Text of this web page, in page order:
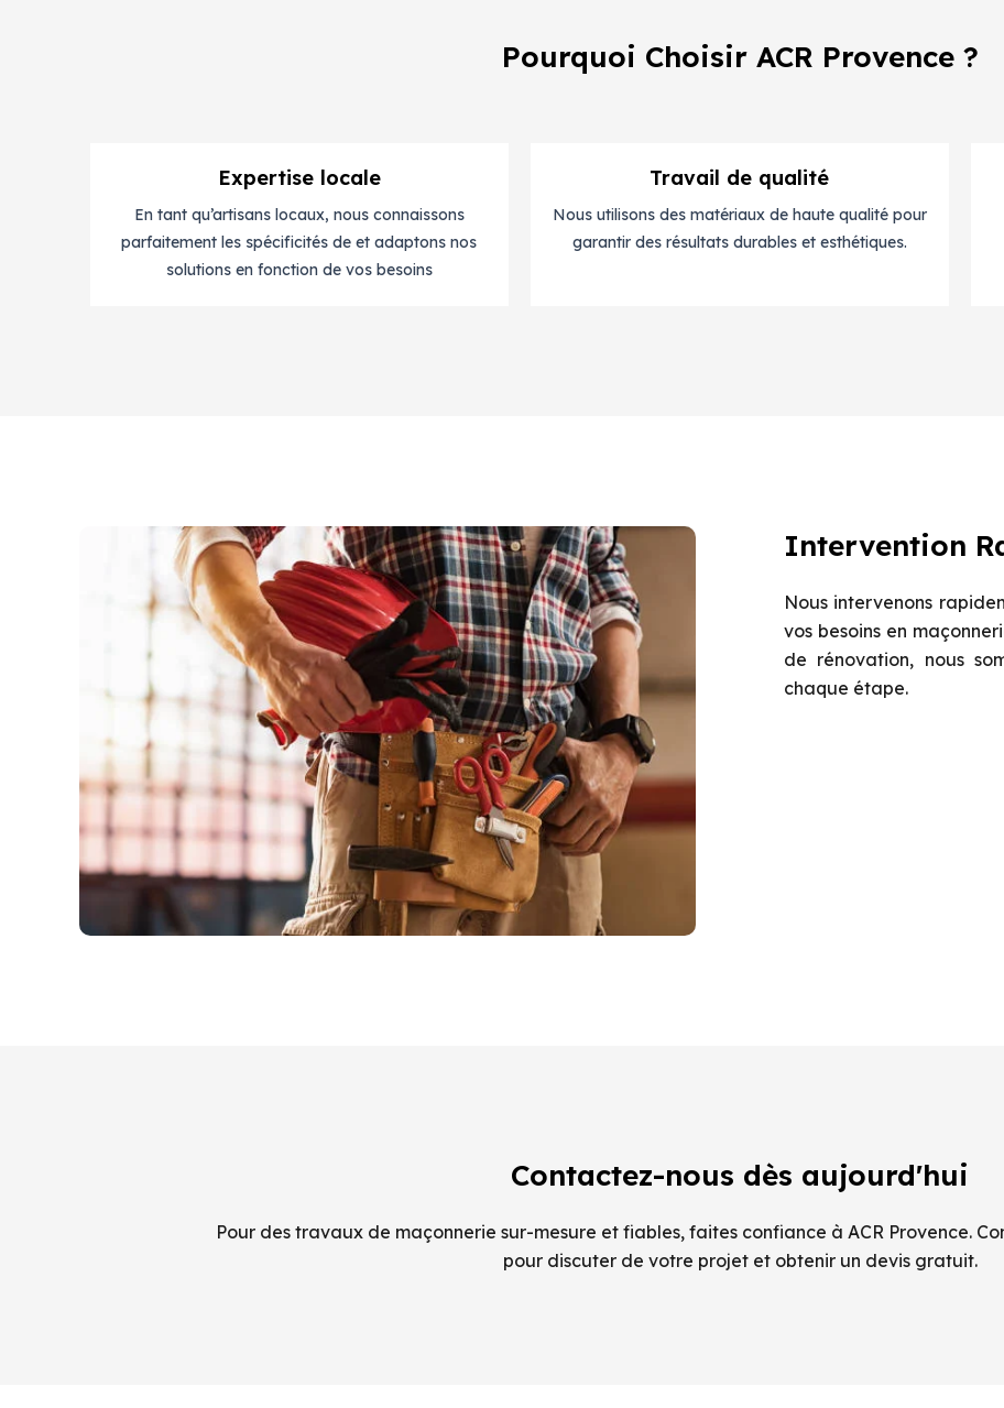
Pourquoi Choisir ACR Provence ?
Expertise locale
En tant qu’artisans locaux, nous connaissons
parfaitement les spécificités de et adaptons nos
solutions en fonction de vos besoins
Travail de qualité
Nous utilisons des matériaux de haute qualité pour
garantir des résultats durables et esthétiques.
Intervention
Nous intervenons
vos besoins en
de rénovation, nous
chaque étape.
Contactez-nous dès aujourd'hui
Pour des travaux de maçonnerie sur-mesure et fiables, faites confiance à ACR Provence.
pour discuter de votre projet et obtenir un devis gratuit.